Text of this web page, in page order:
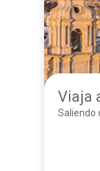
Viaja
Saliendo